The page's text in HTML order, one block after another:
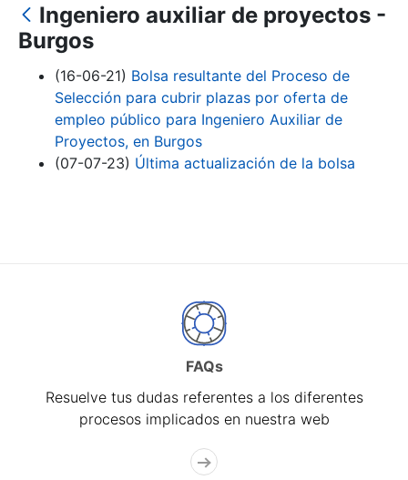
Mostrar/Ocultar
Mostrar/Ocultar
Ingeniero auxiliar de proyectos -
Burgos
(16-06-21) Bolsa resultante del Proceso de
Selección para cubrir plazas por oferta de
empleo público para Ingeniero Auxiliar de
Proyectos, en Burgos
(07-07-23) Última actualización de la bolsa
FAQs
Resuelve tus dudas referentes a los diferentes
procesos implicados en nuestra web